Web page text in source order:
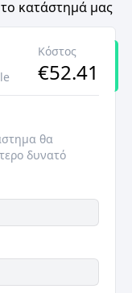
κατάστημά μας
Κόστος
€52.41
θα
δυνατό